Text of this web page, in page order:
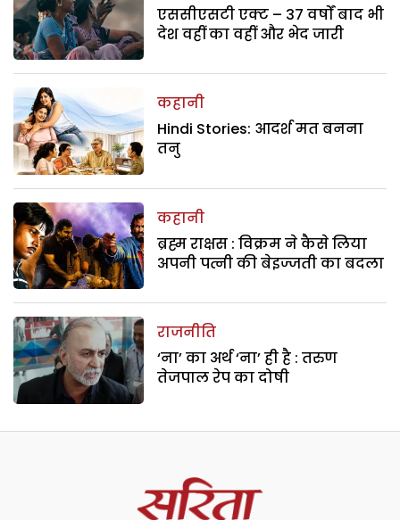
एससीएसटी एक्ट – 37 वर्षों बाद भी
देश वहीं का वहीं और भेद जारी
कहानी
Hindi Stories: आदर्श मत बनना
तनु
कहानी
ब्रह्म राक्षस : विक्रम ने कैसे लिया
अपनी पत्नी की बेइज्जती का बदला
राजनीति
‘ना’ का अर्थ ‘ना’ ही है : तरुण
तेजपाल रेप का दोषी